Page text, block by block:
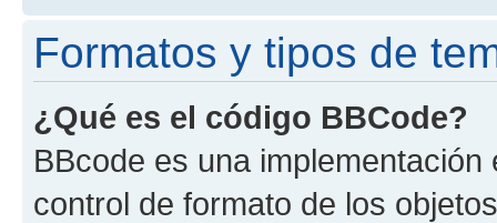
Formatos y tipos de
¿Qué es el código BBCode?
BBcode es una
control de formato de los